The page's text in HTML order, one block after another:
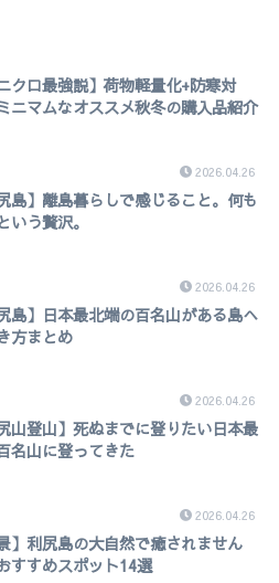
ニクロ最強説】荷物軽量化+防寒対
ニマムなオススメ秋冬の購入品紹介
2026.04.26
尻島】離島暮らしで感じること。何も
いう贅沢。
2026.04.26
尻島】日本最北端の百名山がある島へ
方まとめ
2026.04.26
尻山登山】死ぬまでに登りたい日本最
名山に登ってきた
2026.04.26
景】利尻島の大自然で癒されません
すすめスポット14選